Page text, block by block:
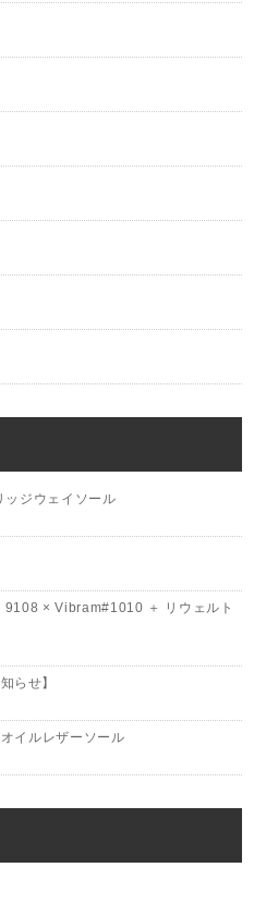
ッジウェイソール
9108 × Vibram#1010 ＋ リウェルト
らせ】
イルレザーソール